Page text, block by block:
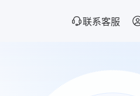
联系客服